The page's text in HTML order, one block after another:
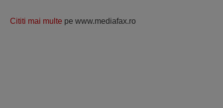
Cititi mai multe pe www.mediafax.ro